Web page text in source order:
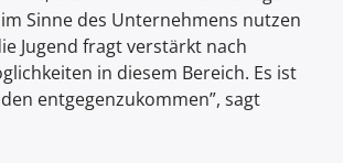
Sinne des Unternehmens nutzen
Jugend fragt verstärkt nach
in diesem Bereich. Es ist
entgegenzukommen”, sagt